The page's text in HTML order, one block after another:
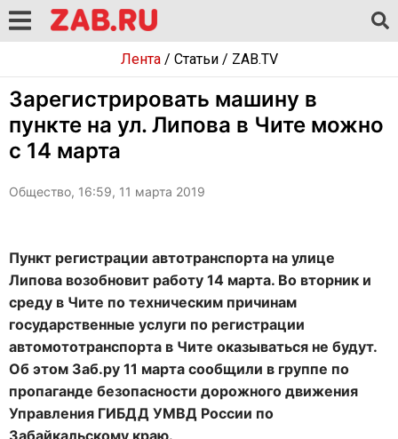
Лента/ Статьи/ ZAB.TV
Зарегистрировать машину в
пункте на ул. Липова в Чите можно
с 14 марта
Общество, 16:59, 11 марта 2019
Пункт регистрации автотранспорта на улице
Липова возобновит работу 14 марта. Во вторник и
среду в Чите по техническим причинам
государственные услуги по регистрации
автомототранспорта в Чите оказываться не будут.
Об этом Заб.ру 11 марта сообщили в группе по
пропаганде безопасности дорожного движения
Управления ГИБДД УМВД России по
Забайкальскому краю.